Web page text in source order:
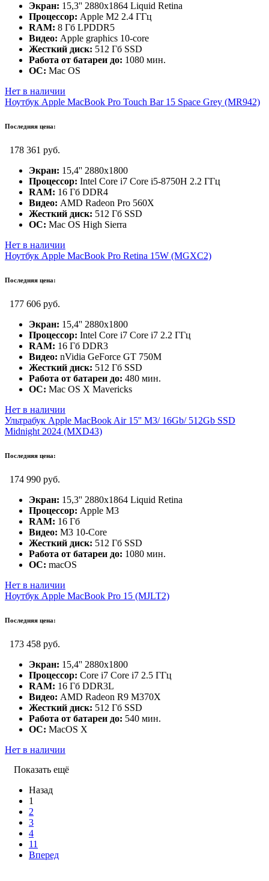
Экран: 15,3'' 2880x1864 Liquid Retina
Процессор: Apple M2 2.4 ГГц
RAM: 8 Гб LPDDR5
Видео: Apple graphics 10-core
Жесткий диск: 512 Гб SSD
Работа от батареи до: 1080 мин.
ОС: Mac OS
Нет в наличии
Ноутбук Apple MacBook Pro Touch Bar 15 Space Grey (MR942)
Последняя цена:
178 361 руб.
Экран: 15,4'' 2880x1800
Процессор: Intel Core i7 Core i5-8750H 2.2 ГГц
RAM: 16 Гб DDR4
Видео: AMD Radeon Pro 560X
Жесткий диск: 512 Гб SSD
ОС: Mac OS High Sierra
Нет в наличии
Ноутбук Apple MacBook Pro Retina 15W (MGXC2)
Последняя цена:
177 606 руб.
Экран: 15,4'' 2880x1800
Процессор: Intel Core i7 Core i7 2.2 ГГц
RAM: 16 Гб DDR3
Видео: nVidia GeForce GT 750M
Жесткий диск: 512 Гб SSD
Работа от батареи до: 480 мин.
ОС: Mac OS X Mavericks
Нет в наличии
Ультрабук Apple MacBook Air 15'' M3/ 16Gb/ 512Gb SSD
Midnight 2024 (MXD43)
Последняя цена:
174 990 руб.
Экран: 15,3'' 2880x1864 Liquid Retina
Процессор: Apple M3
RAM: 16 Гб
Видео: M3 10-Core
Жесткий диск: 512 Гб SSD
Работа от батареи до: 1080 мин.
ОС: macOS
Нет в наличии
Ноутбук Apple MacBook Pro 15 (MJLT2)
Последняя цена:
173 458 руб.
Экран: 15,4'' 2880x1800
Процессор: Core i7 Core i7 2.5 ГГц
RAM: 16 Гб DDR3L
Видео: AMD Radeon R9 M370X
Жесткий диск: 512 Гб SSD
Работа от батареи до: 540 мин.
ОС: MacOS X
Нет в наличии
Показать ещё
Назад
1
2
3
4
11
Вперед